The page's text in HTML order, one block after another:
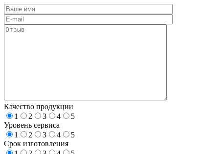
Качество продукции
1
2 3 4
5
Уровень сервиса
1
2 3 4
5
Срок изготовления